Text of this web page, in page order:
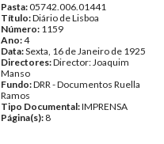
Pasta:05742.006.01441
Título:Diário de Lisboa
Número: 1159
Ano:4
Data:Sexta, 16 de Janeiro de 1925
Directores:Director: Joaquim
Manso
Fundo:DRR - Documentos Ruella
Ramos
Tipo Documental:IMPRENSA
Página(s): 8